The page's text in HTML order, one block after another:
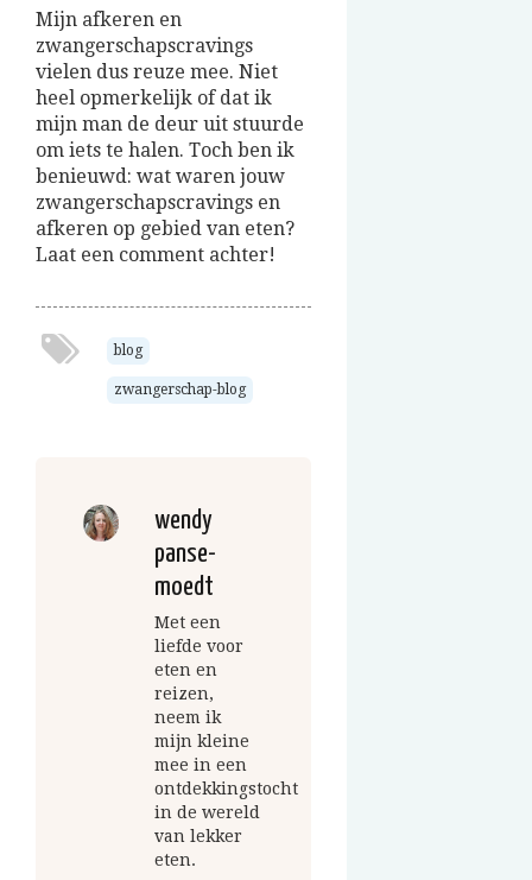
Mijn afkeren en
zwangerschapscravings
vielen dus reuze mee. Niet
heel opmerkelijk of dat ik
mijn man de deur uit stuurde
om iets te halen. Toch ben ik
benieuwd: wat waren jouw
zwangerschapscravings en
afkeren op gebied van eten?
Laat een comment achter!
blog
zwangerschap-blog
wendy
panse-
moedt
Met een
liefde voor
eten en
reizen,
neem ik
mijn kleine
mee in een
ontdekkingstocht
in de wereld
van lekker
eten.